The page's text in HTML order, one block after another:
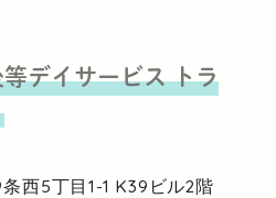
デイサービストラ
西5丁目1-1 K39ビル2階